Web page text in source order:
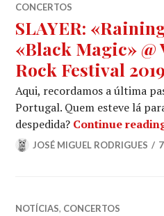
CONCERTOS
SLAYER:
«Black Magic» @
Rock Festival
Aqui, recordamos a última
Portugal. Quem esteve lá
despedida? Continue
JOSÉ MIGUEL RODRIGUES
NOTÍCIAS, CONCERTOS